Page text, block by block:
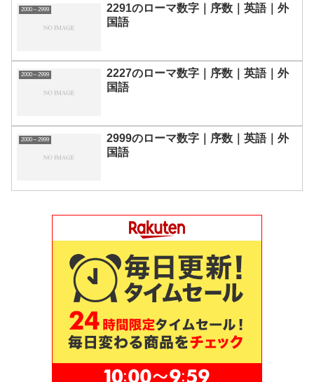
2000～2999
2291のローマ数字｜序数｜英語｜外
国語
2000～2999
2227のローマ数字｜序数｜英語｜外
国語
2000～2999
2999のローマ数字｜序数｜英語｜外
国語